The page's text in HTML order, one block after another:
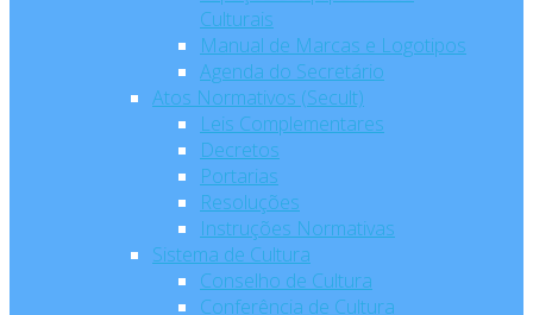
Culturais
Manual de Marcas e Logotipos
Agenda do Secretário
Atos Normativos (Secult)
Leis Complementares
Decretos
Portarias
Resoluções
Instruções Normativas
Sistema de Cultura
Conselho de Cultura
Conferência de Cultura